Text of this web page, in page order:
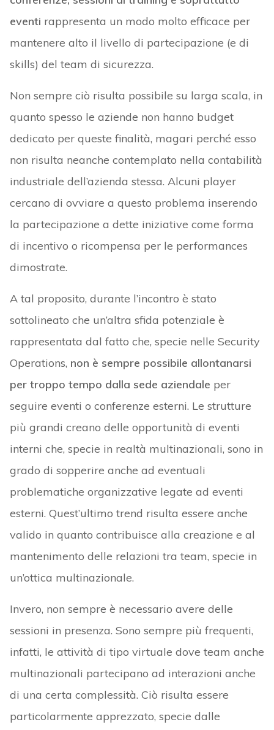
eventi rappresenta un modo molto efficace per
mantenere alto il livello di partecipazione (e di
skills) del team di sicurezza.
Non sempre ciò risulta possibile su larga scala, in
quanto spesso le aziende non hanno budget
dedicato per queste finalità, magari perché esso
non risulta neanche contemplato nella contabilità
industriale dell’azienda stessa. Alcuni player
cercano di ovviare a questo problema inserendo
la partecipazione a dette iniziative come forma
di incentivo o ricompensa per le performances
dimostrate.
A tal proposito, durante l’incontro è stato
sottolineato che un’altra sfida potenziale è
rappresentata dal fatto che, specie nelle Security
Operations, non è sempre possibile allontanarsi
per troppo tempo dalla sede aziendale per
seguire eventi o conferenze esterni. Le strutture
più grandi creano delle opportunità di eventi
interni che, specie in realtà multinazionali, sono in
grado di sopperire anche ad eventuali
problematiche organizzative legate ad eventi
esterni. Quest’ultimo trend risulta essere anche
valido in quanto contribuisce alla creazione e al
mantenimento delle relazioni tra team, specie in
un’ottica multinazionale.
Invero, non sempre è necessario avere delle
sessioni in presenza. Sono sempre più frequenti,
infatti, le attività di tipo virtuale dove team anche
multinazionali partecipano ad interazioni anche
di una certa complessità. Ciò risulta essere
particolarmente apprezzato, specie dalle